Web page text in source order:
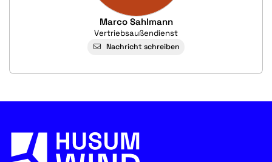
Marco Sahlmann
Vertriebsaußendienst
Nachricht schreiben